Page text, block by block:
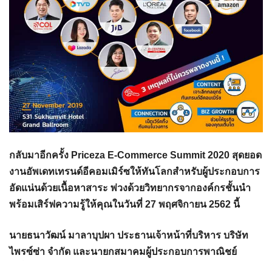
กลับมาอีกครั้ง Priceza E-Commerce Summit 2020 สุดยอด
งานอัพเดทเทรนด์อีคอมเมิร์ซให้ทันโลกสำหรับผู้ประกอบการ
อัดแน่นด้วยเนื้อหาสาระ พ่วงด้วยวิทยากรจากองค์กรชั้นนำ
พร้อมเสิร์ฟความรู้ให้คุณในวันที่ 27 พฤศจิกายน 2562 นี้
นายธนาวัฒน์ มาลาบุปผา ประธานเจ้าหน้าที่บริหาร บริษัท
ไพรซ์ซ่า จำกัด และนายกสมาคมผู้ประกอบการพาณิชย์